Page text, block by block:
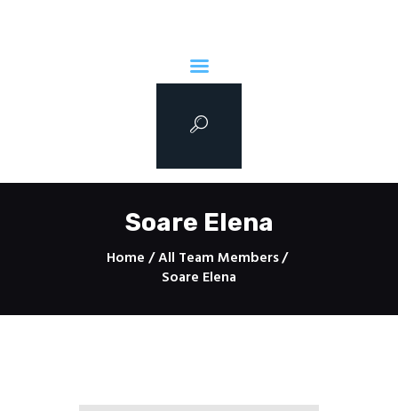
Soare Elena
Home
All Team Members
Soare Elena
Tipografia Dristor -PrintShop si
Print din pasiune!
Acasa
PrintShop
Contact
Despre noi